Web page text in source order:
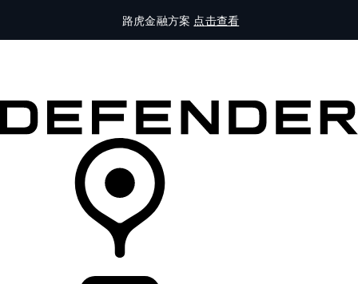
路虎金融方案 点击查看